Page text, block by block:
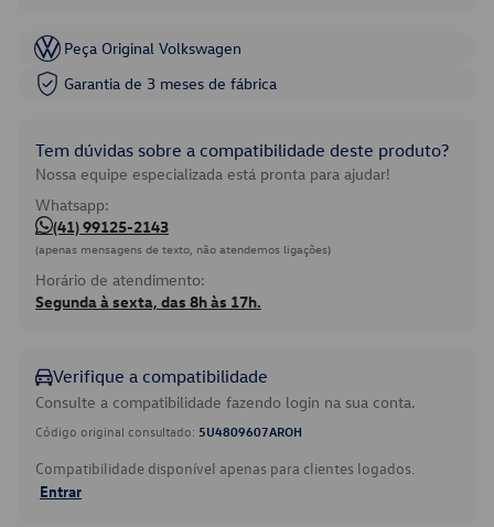
Peça Original Volkswagen
Garantia de 3 meses de fábrica
Tem dúvidas sobre a compatibilidade deste produto?
Nossa equipe especializada está pronta para ajudar!
Whatsapp:
(41) 99125-2143
(apenas mensagens de texto, não atendemos ligações)
Horário de atendimento:
Segunda à sexta, das 8h às 17h.
Verifique a compatibilidade
Consulte a compatibilidade fazendo login na sua conta.
Código original consultado: 5U4809607AROH
Compatibilidade disponível apenas para clientes logados.
Entrar